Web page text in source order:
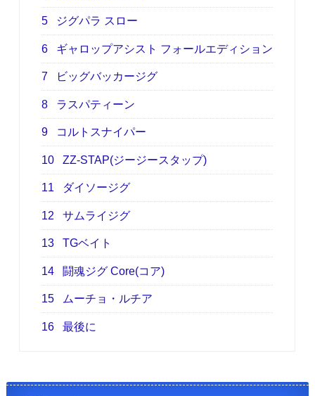
5 ジグパラ スロー
6 ギャロップアシスト フォールエディション
7 ビッグバッカージグ
8 ラスパティーン
9 コルトスナイパー
10 ZZ-STAP(ジージースタップ)
11 ダイソージグ
12 サムライジグ
13 TGベイト
14 闘魂ジグ Core(コア)
15 ムーチョ・ルチア
16 最後に